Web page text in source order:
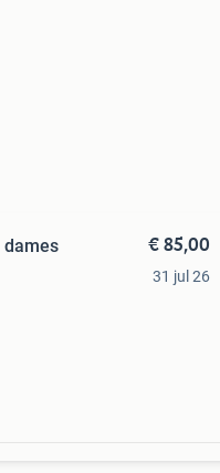
dames
€ 85,00
31 jul 26